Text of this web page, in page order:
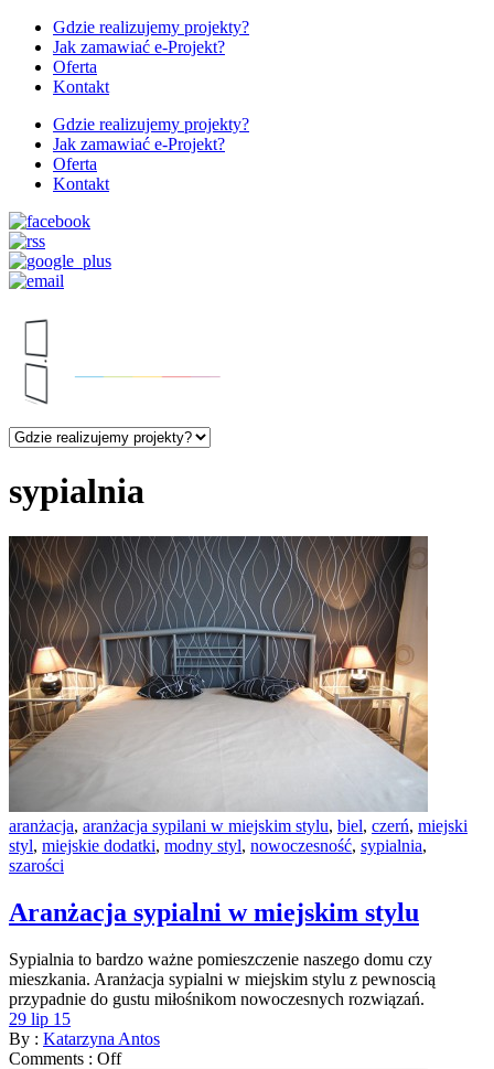
Gdzie realizujemy projekty?
Jak zamawiać e-Projekt?
Oferta
Kontakt
Gdzie realizujemy projekty?
Jak zamawiać e-Projekt?
Oferta
Kontakt
sypialnia
aranżacja, aranżacja sypilani w miejskim stylu, biel, czerń, miejski
styl, miejskie dodatki, modny styl, nowoczesność, sypialnia,
szarości
Aranżacja sypialni w miejskim stylu
Sypialnia to bardzo ważne pomieszczenie naszego domu czy
mieszkania. Aranżacja sypialni w miejskim stylu z pewnoscią
przypadnie do gustu miłośnikom nowoczesnych rozwiązań.
29 lip 15
By : Katarzyna Antos
Comments : Off